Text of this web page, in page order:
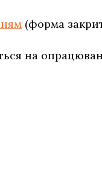
(форма
на